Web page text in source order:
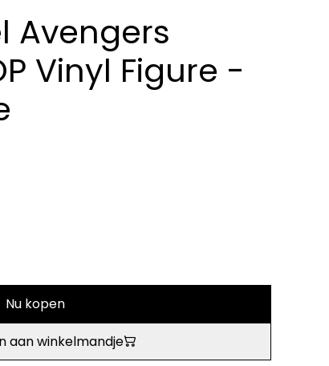
Avengers
Vinyl Figure -
Nu kopen
aan winkelmandje